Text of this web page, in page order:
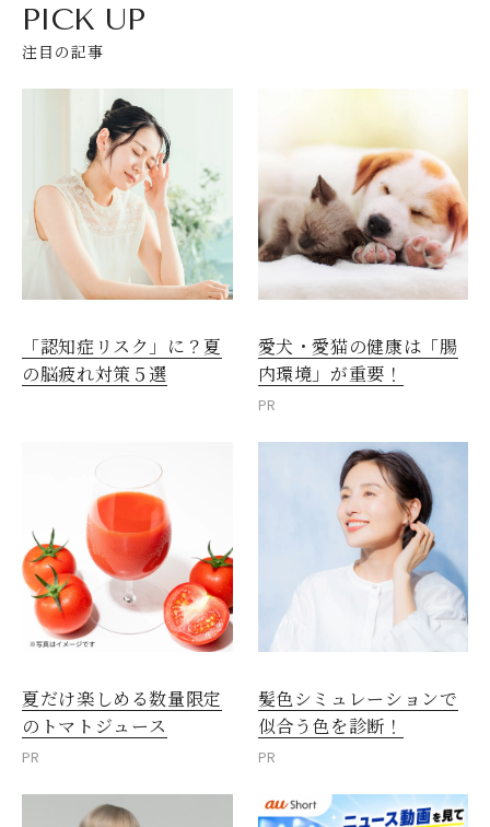
PICK UP
注目の記事
「認知症リスク」に？夏
の脳疲れ対策５選
愛犬・愛猫の健康は「腸
内環境」が重要！
PR
夏だけ楽しめる数量限定
のトマトジュース
PR
髪色シミュレーションで
似合う色を診断！
PR